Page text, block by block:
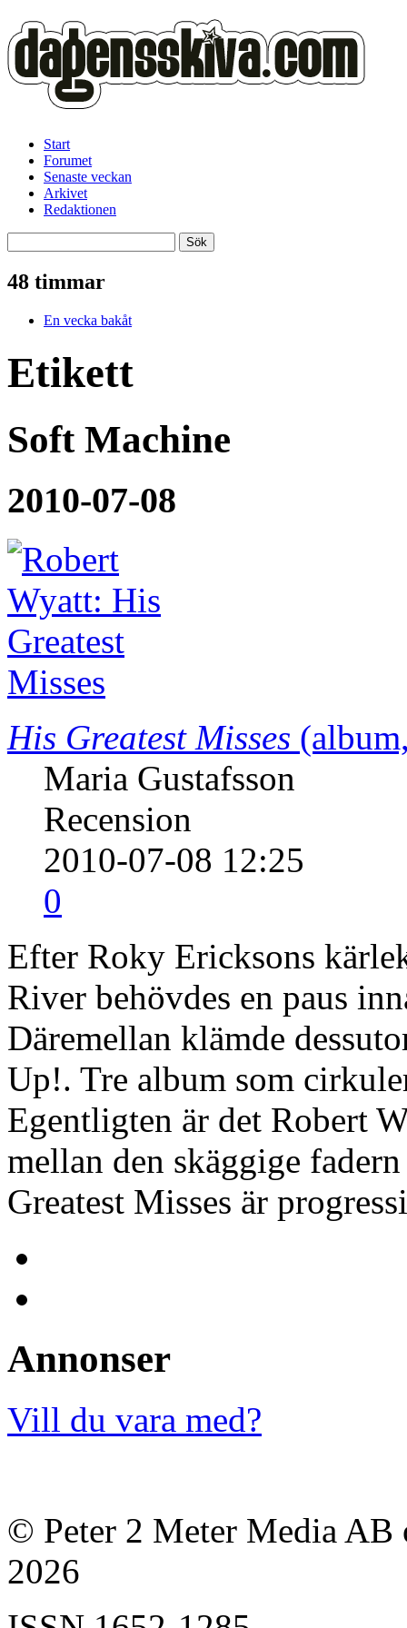
Start
Forumet
Senaste veckan
Arkivet
Redaktionen
48 timmar
En vecka bakåt
Etikett
Soft Machine
2010-07-08
His Greatest Misses
Maria Gustafsson
Recension
2010-07-08 12:25
0
Efter Roky Ericksons
River behövdes en paus
Däremellan klämde
Up!. Tre album som
Egentligten är det Robert
mellan den skäggige
Greatest Misses är
Annonser
Vill du vara med?
© Peter 2 Meter Media AB
2026